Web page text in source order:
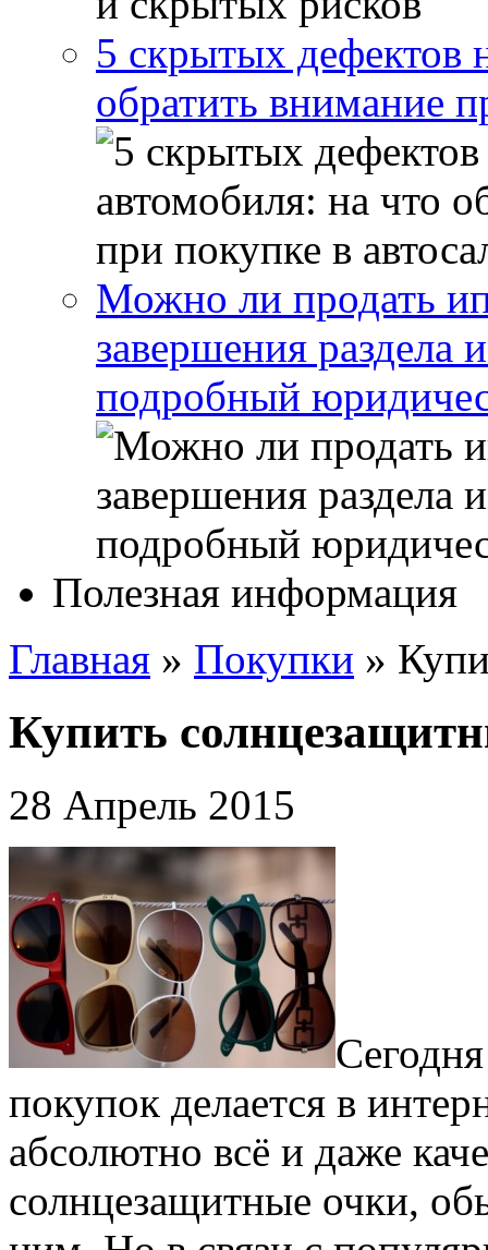
5 скрытых дефектов
обратить внимание
Можно ли продать
завершения
подробный
Полезная информация
Главная » Покупки »
Купить
28 Апрель 2015
покупок делается в
абсолютно всё и даже
солнцезащитные очки,